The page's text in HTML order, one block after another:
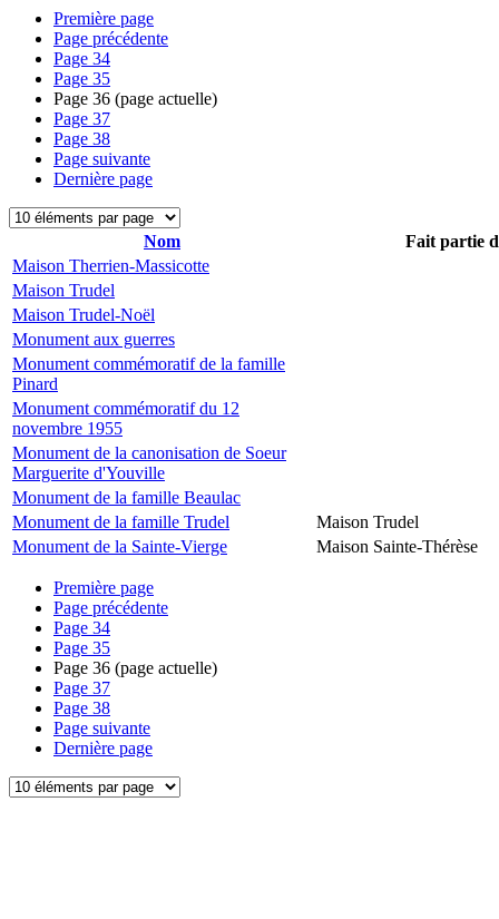
Première page
Page précédente
Page 34
Page 35
Page 36 (page actuelle)
Page 37
Page 38
Page suivante
Dernière page
Nom
Fait partie
Maison Therrien-Massicotte
Maison Trudel
Maison Trudel-Noël
Monument aux guerres
Monument commémoratif de la famille
Pinard
Monument commémoratif du 12
novembre 1955
Monument de la canonisation de Soeur
Marguerite d'Youville
Monument de la famille Beaulac
Monument de la famille Trudel
Maison Trudel
Monument de la Sainte-Vierge
Maison Sainte-Thérèse
Première page
Page précédente
Page 34
Page 35
Page 36 (page actuelle)
Page 37
Page 38
Page suivante
Dernière page